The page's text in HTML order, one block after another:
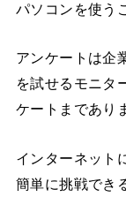
パソコンを使う
アンケートは企
を試せるモニタ
ケートまであり
インターネット
簡単に挑戦でき